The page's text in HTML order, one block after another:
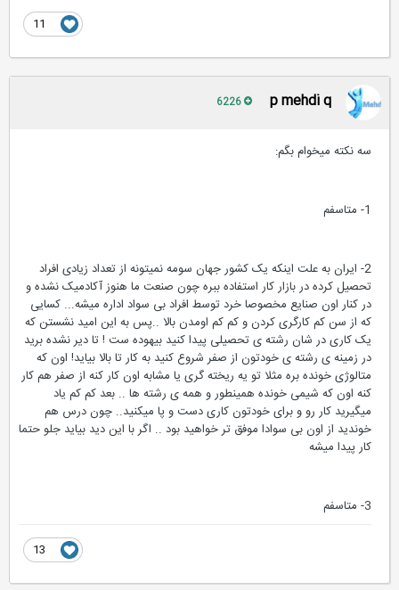
p mehdi q
سه نکته میخوام بگم:
2- ایران به علت اینکه یک کشور جهان سومه نمیتونه از تعداد زیادی افراد
تحصیل کرده در بازار کار استفاده ببره چون صنعت ما هنوز آکادمیک نشده و
در کنار اون صنایع مخصوصا خرد توسط افراد بی سواد اداره میشه... کسایی
که از سن کم کارگری کردن و کم کم اومدن بالا ..پس به این امید نشستن که
یک کاری در شان رشته ی تحصیلی پیدا کنید بیهوده ست ! تا دیر نشده برید
در زمینه ی رشته ی خودتون از صفر شروع کنید به کار تا بالا بیاید! اون که
متالوژی خونده بره مثلا تو یه ریخته گری یا مشابه اون کار کنه از صفر هم کار
کنه اون که شیمی خونده همینطور و همه ی رشته ها .. بعد کم کم یاد
میگیرید کار رو و برای خودتون کاری دست و پا میکنید.. چون درس هم
خوندید از اون بی سوادا موفق تر خواهید بود .. اگر با این دید بیاید جلو حتما
کار پیدا میشه